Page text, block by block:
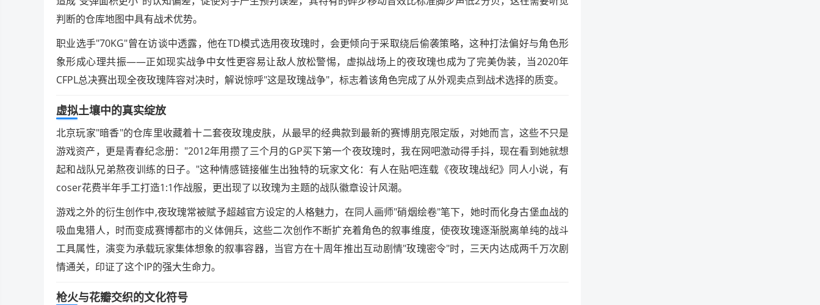
判断的仓库地图中具有战术优势。
职业选手"70KG"曾在访谈中透露，他在TD模式选用夜玫瑰时，会更倾向于采取绕后偷袭策略，这种打法偏好与角色形
象形成心理共振——正如现实战争中女性更容易让敌人放松警惕，虚拟战场上的夜玫瑰也成为了完美伪装，当2020年
CFPL总决赛出现全夜玫瑰阵容对决时，解说惊呼"这是玫瑰战争"，标志着该角色完成了从外观卖点到战术选择的质变。
虚拟土壤中的真实绽放
北京玩家"暗香"的仓库里收藏着十二套夜玫瑰皮肤，从最早的经典款到最新的赛博朋克限定版，对她而言，这些不只是
游戏资产，更是青春纪念册："2012年用攒了三个月的GP买下第一个夜玫瑰时，我在网吧激动得手抖，现在看到她就想
起和战队兄弟熬夜训练的日子。"这种情感链接催生出独特的玩家文化：有人在贴吧连载《夜玫瑰战纪》同人小说，有
coser花费半年手工打造1:1作战服，更出现了以玫瑰为主题的战队徽章设计风潮。
游戏之外的衍生创作中,夜玫瑰常被赋予超越官方设定的人格魅力，在同人画师"硝烟绘卷"笔下，她时而化身古堡血战的
吸血鬼猎人，时而变成赛博都市的义体佣兵，这些二次创作不断扩充着角色的叙事维度，使夜玫瑰逐渐脱离单纯的战斗
工具属性，演变为承载玩家集体想象的叙事容器，当官方在十周年推出互动剧情"玫瑰密令"时，三天内达成两千万次剧
情通关，印证了这个IP的强大生命力。
枪火与花瓣交织的文化符号